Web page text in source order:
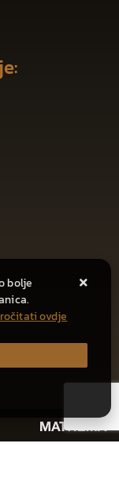
bolje
ovdje